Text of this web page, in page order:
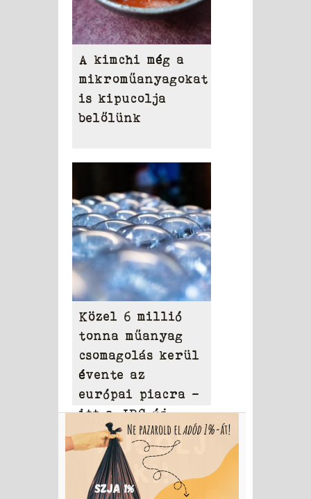
A kimchi még a
mikroműanyagokat
is kipucolja
belőlünk
Közel 6 millió
tonna műanyag
csomagolás kerül
évente az
európai piacra –
itt a JRC új
modellje, amely
ellenőrzi a
tagállami
adatszolgáltatást